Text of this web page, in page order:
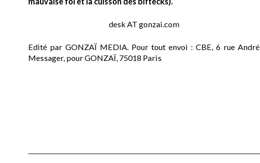
desk AT gonzai.com
Edité par GONZAÏ MEDIA. Pour tout envoi : CBE, 6 rue André
Messager, pour GONZAÏ, 75018 Paris